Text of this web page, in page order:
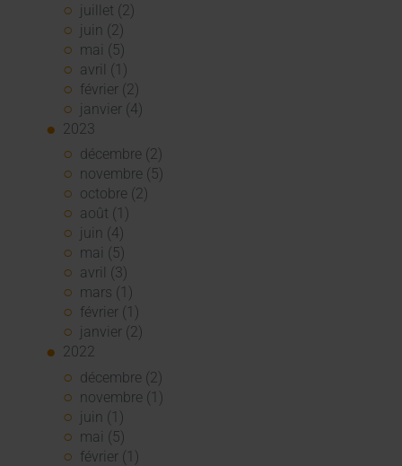
juillet (2)
juin (2)
mai (5)
avril (1)
février (2)
janvier (4)
2023
décembre (2)
novembre (5)
octobre (2)
août (1)
juin (4)
mai (5)
avril (3)
mars (1)
février (1)
janvier (2)
2022
décembre (2)
novembre (1)
juin (1)
mai (5)
février (1)